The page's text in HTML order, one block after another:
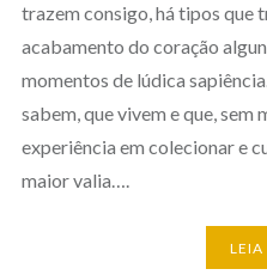
trazem consigo, há tipos que
acabamento do coração
momentos de lúdica
sabem, que vivem e que, sem
experiência em colecionar e
maior valia….
LEIA